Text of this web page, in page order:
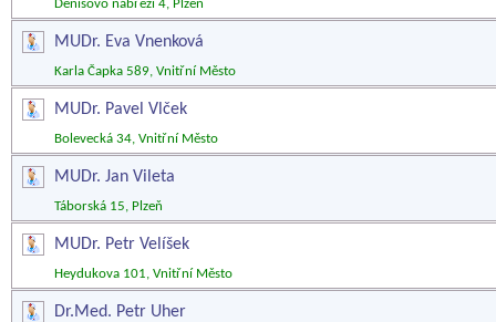
Denisovo nábřeží 4, Plzeň
MUDr. Eva Vnenková
Karla Čapka 589, Vnitřní Město
MUDr. Pavel Vlček
Bolevecká 34, Vnitřní Město
MUDr. Jan Vileta
Táborská 15, Plzeň
MUDr. Petr Velíšek
Heydukova 101, Vnitřní Město
Dr.Med. Petr Uher